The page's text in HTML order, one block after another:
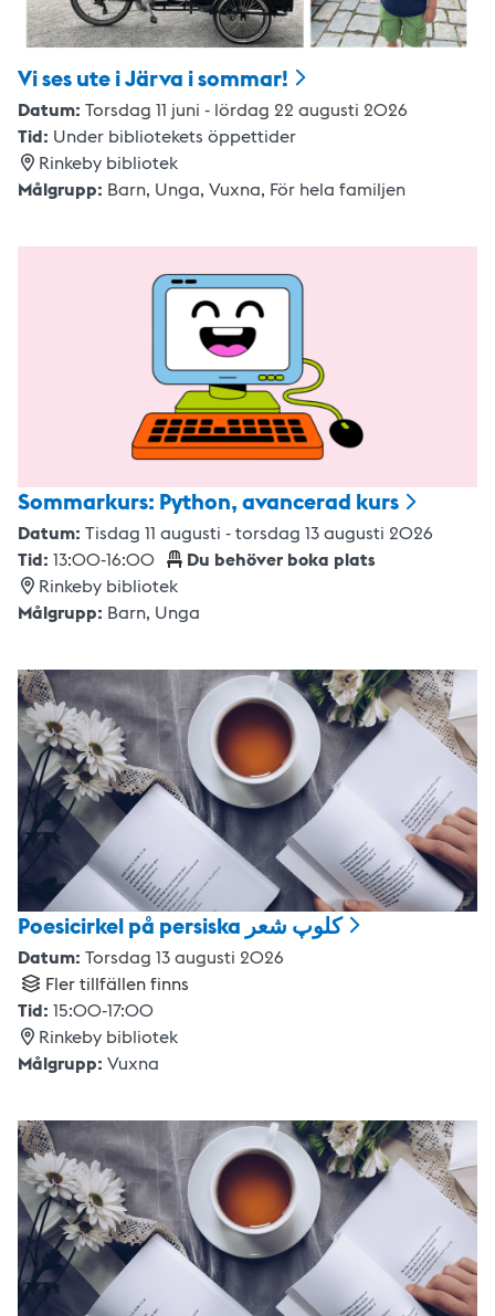
Vi ses ute i Järva isommar!
Datum: Torsdag 11 juni - lördag 22 augusti 2026
Tid: Under bibliotekets öppettider
Rinkeby bibliotek
Målgrupp: Barn, Unga, Vuxna, För hela familjen
Sommarkurs: Python, avancerad kurs
Datum: Tisdag 11 augusti - torsdag 13 augusti 2026
Tid: 13:00-16:00
Du behöver boka plats
Rinkeby bibliotek
Målgrupp: Barn, Unga
Poesicirkel på persiska کلوپ شعر
Datum: Torsdag 13 augusti 2026
Fler tillfällen finns
Tid: 15:00-17:00
Rinkeby bibliotek
Målgrupp: Vuxna